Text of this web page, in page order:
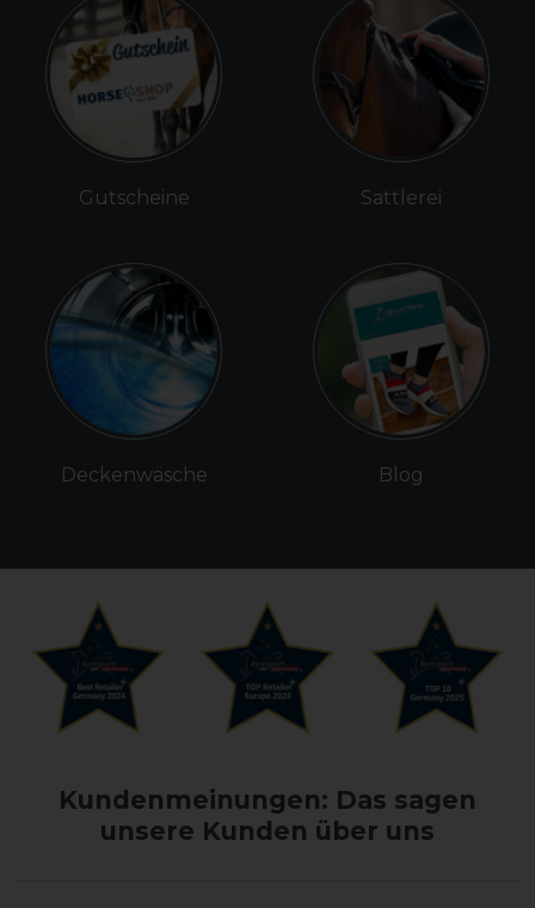
Gutscheine
Deckenwäsche
Sattlerei
Blog
Kundenmeinungen: Das sagen
unsere Kunden über uns